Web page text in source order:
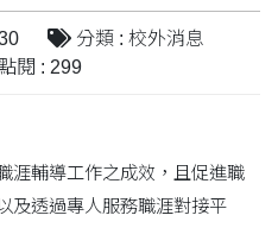
分類 : 校外消息
閱 : 299
涯輔導工作之成效，且促進職
及透過專人服務職涯對接平